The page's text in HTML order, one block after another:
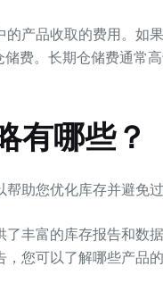
产品收取的费用。如
费。长期仓储费通常
有哪些？
帮助您优化库存并避免
了丰富的库存报告和数
您可以了解哪些产品